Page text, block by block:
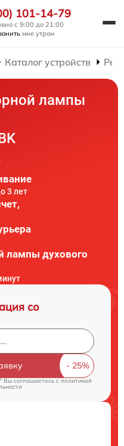
101-14-79
с 9:00 до 21:00
мне утром
Каталог устройств
лампы
3 лет
лампы духового
со
Вы соглашаетесь cполитикой